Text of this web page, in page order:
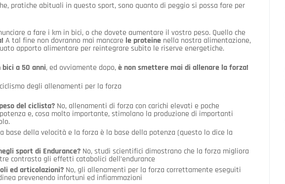
pratiche abituali in questo sport, sono quanto di peggio si possa fare per
a fare i km in bici, o che dovete aumentare il vostro peso. Quello che
A tal fine non dovranno mai mancare le proteine nella nostra alimentazione,
apporto alimentare per reintegrare subito le riserve energetiche.
a 50 anni, ed ovviamente dopo, è non smettere mai di allenare la forza!
degli allenamenti per la forza
del ciclista? No, allenamenti di forza con carichi elevati e poche
e, cosa molto importante, stimolano la produzione di importanti
base della velocità e la forza è la base della potenza (questo lo dice la
sport di Endurance? No, studi scientifici dimostrano che la forza migliora
contrasta gli effetti catabolici dell’endurance
ed articolazioni? No, gli allenamenti per la forza correttamente eseguiti
prevenendo infortuni ed infiammazioni